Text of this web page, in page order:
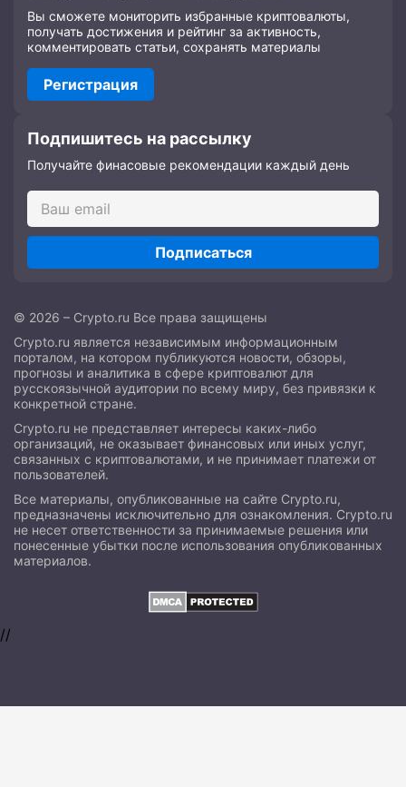
Вы сможете мониторить избранные криптовалюты,
получать достижения и рейтинг за активность,
комментировать статьи, сохранять материалы
Регистрация
Подпишитесь на рассылку
Получайте финасовые рекомендации каждый день
Подписаться
© 2026 – Crypto.ru Все права защищены
Crypto.ru является независимым информационным
порталом, на котором публикуются новости, обзоры,
прогнозы и аналитика в сфере криптовалют для
русскоязычной аудитории по всему миру, без привязки к
конкретной стране.
Crypto.ru не представляет интересы каких-либо
организаций, не оказывает финансовых или иных услуг,
связанных с криптовалютами, и не принимает платежи от
пользователей.
Все материалы, опубликованные на сайте Crypto.ru,
предназначены исключительно для ознакомления. Crypto.ru
не несет ответственности за принимаемые решения или
понесенные убытки после использования опубликованных
материалов.
//